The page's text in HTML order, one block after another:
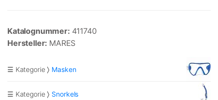
Katalognummer: 411740
Hersteller: MARES
☰ Kategorie Masken
☰ Kategorie Snorkels